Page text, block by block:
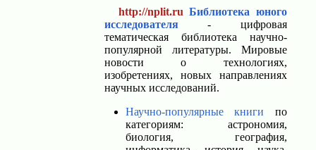
http://nplit.ru Библиотека юного
исследователя- цифровая
тематическая библиотека научно-
популярной литературы. Мировые
новости о технологиях,
изобретениях, новых направлениях
научных исследований.
Научно-популярные книги по
категориям: астрономия,
биология, география,